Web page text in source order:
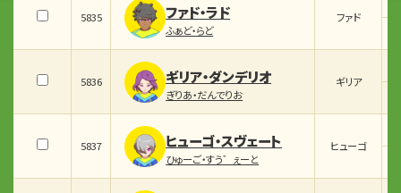
5835 ファド・ラド
ふぁど・らど
ファド
5836 ギリア・ダンデリオ
ぎりあ・だんでりお
ギリア
5837 ヒューゴ・スヴェート
ひゅーご・すう゛ぇーと
ヒューゴ